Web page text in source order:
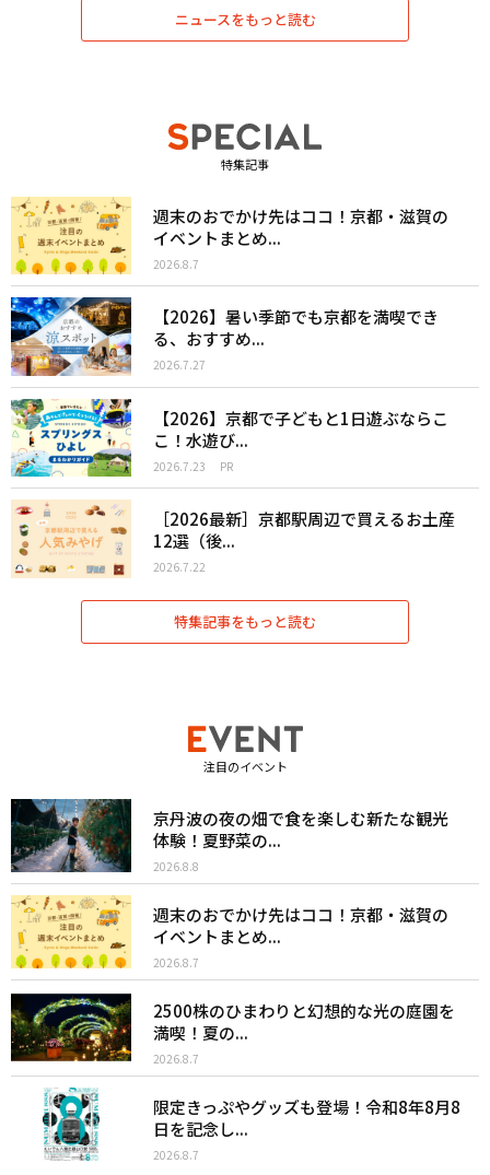
ニュースをもっと読む
特集記事
週末のおでかけ先はココ！京都・滋賀の
イベントまとめ...
2026.8.7
【2026】暑い季節でも京都を満喫でき
る、おすすめ...
2026.7.27
【2026】京都で子どもと1日遊ぶならこ
こ！水遊び...
2026.7.23 PR
［2026最新］京都駅周辺で買えるお土産
12選（後...
2026.7.22
特集記事をもっと読む
注目のイベント
京丹波の夜の畑で食を楽しむ新たな観光
体験！夏野菜の...
2026.8.8
週末のおでかけ先はココ！京都・滋賀の
イベントまとめ...
2026.8.7
2500株のひまわりと幻想的な光の庭園を
満喫！夏の...
2026.8.7
限定きっぷやグッズも登場！令和8年8月8
日を記念し...
2026.8.7